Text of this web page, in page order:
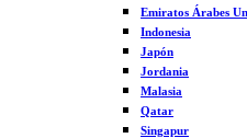
Emiratos Árabes
Indonesia
Japón
Jordania
Malasia
Qatar
Singapur